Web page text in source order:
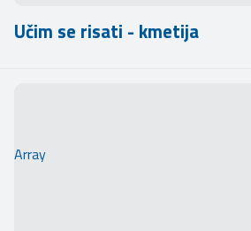
Učim se risati - kmetija
Array